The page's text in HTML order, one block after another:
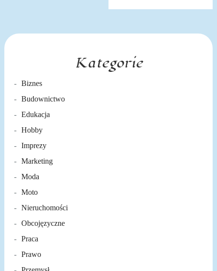
Kategorie
Biznes
Budownictwo
Edukacja
Hobby
Imprezy
Marketing
Moda
Moto
Nieruchomości
Obcojęzyczne
Praca
Prawo